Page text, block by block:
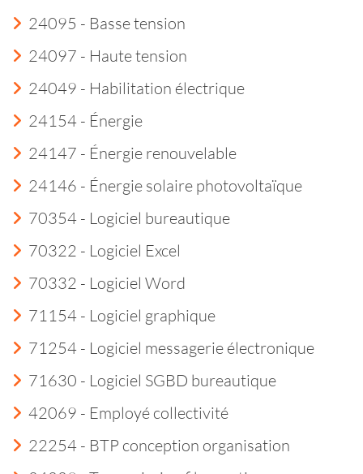
24095 - Basse tension
24097 - Haute tension
24049 - Habilitation électrique
24154 - Énergie
24147 - Énergie renouvelable
24146 - Énergie solaire photovoltaïque
70354 - Logiciel bureautique
70322 - Logiciel Excel
70332 - Logiciel Word
71154 - Logiciel graphique
71254 - Logiciel messagerie électronique
71630 - Logiciel SGBD bureautique
42069 - Employé collectivité
22254 - BTP conception organisation